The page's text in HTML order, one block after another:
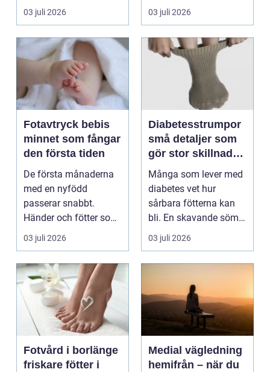
sämre, humör...
03 juli 2026
människa kan ha.
Varje år dr...
03 juli 2026
Fotavtryck bebis
minnet som fångar
den första tiden
De första månaderna
med en nyfödd
passerar snabbt.
Händer och fötter som
är mindre än någon
kunnat f...
03 juli 2026
Diabetesstrumpor
små detaljer som
gör stor skillnad
för känsliga fötter
Många som lever med
diabetes vet hur
sårbara fötterna kan
bli. En skavande söm,
en hård resår eller ...
03 juli 2026
Fotvård i borlänge
friskare fötter i
Medial vägledning
hemifrån – när du